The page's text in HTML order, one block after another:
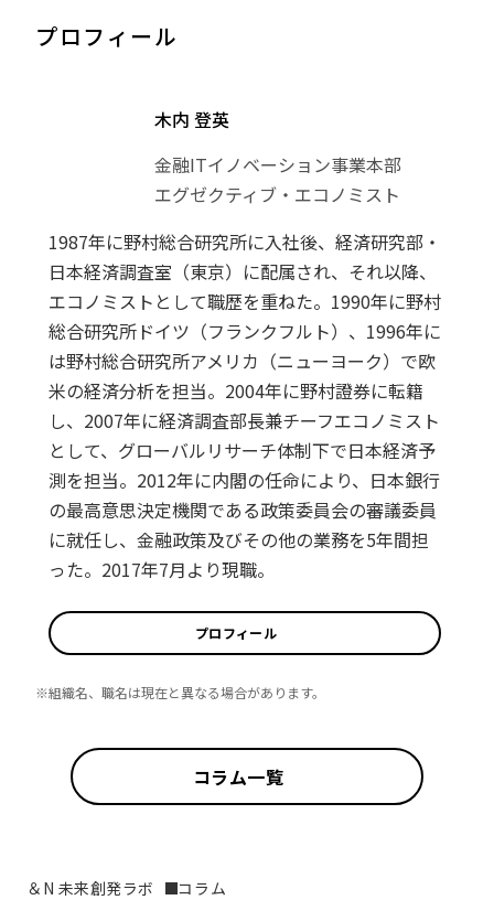
プロフィール
木内 登英
金融ITイノベーション事業本部
エグゼクティブ・エコノミスト
1987年に野村総合研究所に入社後、経済研究部・
日本経済調査室（東京）に配属され、それ以降、
エコノミストとして職歴を重ねた。1990年に野村
総合研究所ドイツ（フランクフルト）、1996年に
は野村総合研究所アメリカ（ニューヨーク）で欧
米の経済分析を担当。2004年に野村證券に転籍
し、2007年に経済調査部長兼チーフエコノミスト
として、グローバルリサーチ体制下で日本経済予
測を担当。2012年に内閣の任命により、日本銀行
の最高意思決定機関である政策委員会の審議委員
に就任し、金融政策及びその他の業務を5年間担
った。2017年7月より現職。
プロフィール
※組織名、職名は現在と異なる場合があります。
コラム一覧
＆N 未来創発ラボ
コラム